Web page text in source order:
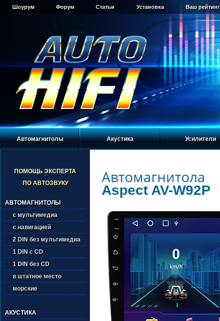
Шоурум Форум Статьи Установка Ваш
Автомагнитолы Акустика Усилители
ПОМОЩЬ ЭКСПЕРТА
ПО АВТОЗВУКУ
АВТОМАГНИТОЛЫ
с мультимедиа
с навигацией
2 DIN без мультимедиа
1 DIN с CD
1 DIN без CD
в штатное место
морские
АКУСТИКА
Автомагнитола
Aspect AV-W92P